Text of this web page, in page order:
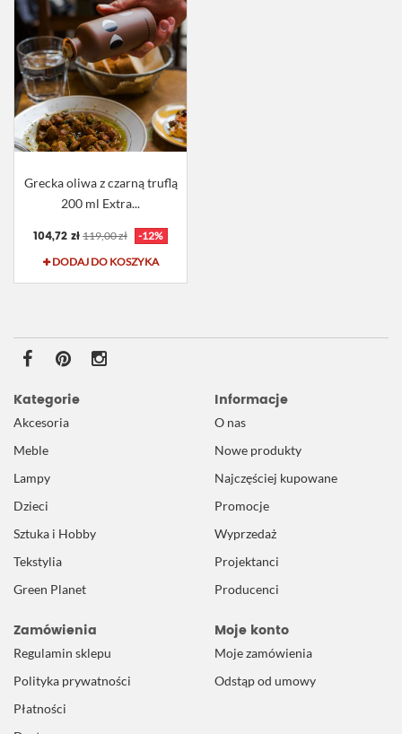
Grecka oliwa z czarną truflą
200 ml Extra...
104,72 zł 119,00 zł
-12%
DODAJ DO KOSZYKA
Kategorie
Akcesoria
Meble
Lampy
Dzieci
Sztuka i Hobby
Tekstylia
Green Planet
Informacje
O nas
Nowe produkty
Najczęściej kupowane
Promocje
Wyprzedaż
Projektanci
Producenci
Zamówienia
Regulamin sklepu
Polityka prywatności
Płatności
Moje konto
Moje zamówienia
Odstąp od umowy